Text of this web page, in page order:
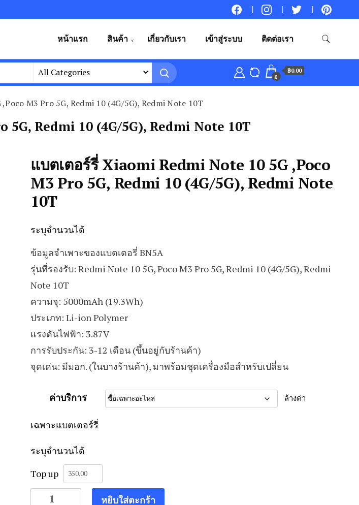
หน้าแรก สินค้า เกี่ยวกับเรา เข้าสู่ระบบ ติดต่อเรา
0
฿0.00
M3 Pro 5G, Redmi 10 (4G/5G), Redmi Note 10T
5G, Redmi 10 (4G/5G), Redmi Note 10T
แบตเตอร์รี่ Xiaomi Redmi Note 10 5G ,Poco
M3 Pro 5G, Redmi 10 (4G/5G), Redmi Note
10T
ระบุจำนวนได้
ข้อมูลจำเพาะของแบตเตอรี่ BN5A
รุ่นที่รองรับ: Redmi Note 10 5G, Poco M3 Pro 5G, Redmi 10 (4G/5G), Redmi
Note 10T
ความจุ: 5000mAh (19.3Wh)
ประเภท: Li-ion Polymer
แรงดันไฟฟ้า: 3.87V
การรับประกัน: 3-12 เดือน (ขึ้นอยู่กับร้านค้า)
จุดเด่น: มีมอก. (ในบางร้านค้า), มาพร้อมชุดเครื่องมือสำหรับเปลี่ยน
ค่าบริการ ล้างค่า
เฉพาะแบตเตอร์รี่
ระบุจำนวนได้
Top up
จำนวน
หยิบใส่ตะกร้า